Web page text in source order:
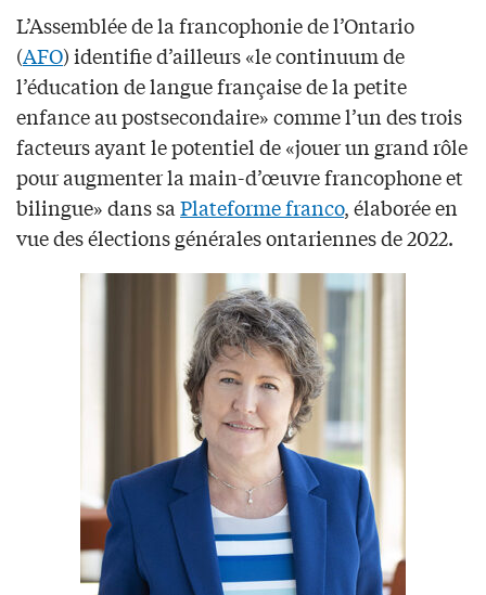
L’Assemblée de la francophonie de l’Ontario
(AFO) identifie d’ailleurs «le continuum de
l’éducation de langue française de la petite
enfance au postsecondaire» comme l’un des trois
facteurs ayant le potentiel de «jouer un grand rôle
pour augmenter la main-d’œuvre francophone et
bilingue» dans sa Plateforme franco, élaborée en
vue des élections générales ontariennes de 2022.